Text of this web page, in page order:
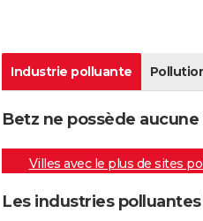
Industrie polluante
Betz ne possède
Villes avec le plus de sites
Les industries